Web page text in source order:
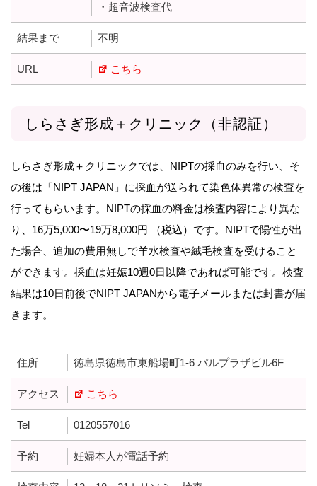
・超音波検査代
結果まで 不明
URL こちら
しらさぎ形成＋クリニック（非認証）
しらさぎ形成＋クリニックでは、NIPTの採血のみを行い、そ
の後は「NIPT JAPAN」に採血が送られて染色体異常の検査を
行ってもらいます。NIPTの採血の料金は検査内容により異な
り、16万5,000〜19万8,000円 （税込）です。NIPTで陽性が出
た場合、追加の費用無しで羊水検査や絨毛検査を受けること
ができます。採血は妊娠10週0日以降であれば可能です。検査
結果は10日前後でNIPT JAPANから電子メールまたは封書が届
きます。
住所 徳島県徳島市東船場町1-6 パルプラザビル6F
アクセス こちら
Tel 0120557016
予約 妊婦本人が電話予約